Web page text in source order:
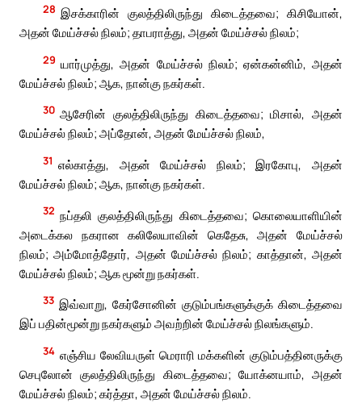
28 இசக்காரின் குலத்திலிருந்து கிடைத்தவை; கிசியோன்,
அதன் மேய்ச்சல் நிலம்; தாபராத்து, அதன் மேய்ச்சல் நிலம்;
29 யார்முத்து, அதன் மேய்ச்சல் நிலம்; ஏன்கன்னிம், அதன்
மேய்ச்சல் நிலம்; ஆக, நான்கு நகர்கள்.
30 ஆசேரின் குலத்திலிருந்து கிடைத்தவை; மிசால், அதன்
மேய்ச்சல் நிலம்; அப்தோன், அதன் மேய்ச்சல் நிலம்,
31 எல்காத்து, அதன் மேய்ச்சல் நிலம்; இரகோபு, அதன்
மேய்ச்சல் நிலம்; ஆக, நான்கு நகர்கள்.
32 நப்தலி குலத்திலிருந்து கிடைத்தவை; கொலையாளியின்
அடைக்கல நகரான கலிலேயாவின் கெதேசு, அதன் மேய்ச்சல்
நிலம்; அம்மோத்தோர், அதன் மேய்ச்சல் நிலம்; காத்தான், அதன்
மேய்ச்சல் நிலம்; ஆக மூன்று நகர்கள்.
33 இவ்வாறு, கேர்சோனின் குடும்பங்களுக்குக் கிடைத்தவை
இப் பதின்மூன்று நகர்களும் அவற்றின் மேய்ச்சல் நிலங்களும்.
34 எஞ்சிய லேவியருள் மெராரி மக்களின் குடும்பத்தினருக்கு
செபுலோன் குலத்திலிருந்து கிடைத்தவை; யோக்னயாம், அதன்
மேய்ச்சல் நிலம்; கர்த்தா, அதன் மேய்ச்சல் நிலம்.